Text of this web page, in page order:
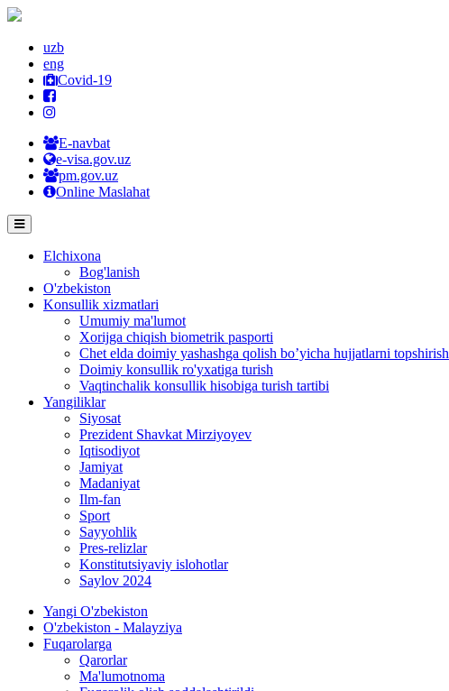
uzb
eng
Covid-19
E-navbat
e-visa.gov.uz
pm.gov.uz
Online Maslahat
Elchixona
Bog'lanish
O'zbekiston
Konsullik xizmatlari
Umumiy ma'lumot
Xorijga chiqish biometrik pasporti
Chet elda doimiy yashashga qolish bo’yicha hujjatlarni topshirish
Doimiy konsullik ro'yxatiga turish
Vaqtinchalik konsullik hisobiga turish tartibi
Yangiliklar
Siyosat
Prezident Shavkat Mirziyoyev
Iqtisodiyot
Jamiyat
Madaniyat
Ilm-fan
Sport
Sayyohlik
Pres-relizlar
Konstitutsiyaviy islohotlar
Saylov 2024
Yangi O'zbekiston
O'zbekiston - Malayziya
Fuqarolarga
Qarorlar
Ma'lumotnoma